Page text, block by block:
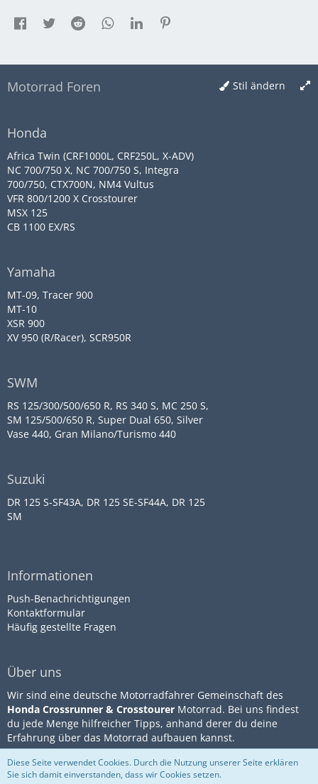
Stil ändern
Motorrad Foren
Honda
Africa Twin (CRF1000L, CRF250L, X-ADV)
NC 700/750 X, NC 700/750 S, Integra
700/750, CTX700N, NM4 Vultus
VFR 800/1200 X Crosstourer
MSX 125
CB 1100 EX/RS
Yamaha
MT-09, Tracer 900
MT-10
XSR 900
XV 950 (R/Racer), SCR950R
SWM
RS 125/300/500/650 R, RS 340 S, MC 250 S,
SM 125/500/650 R, Super Dual 650, Silver
Vase 440, Gran Milano/Turismo 440
Suzuki
DR 125 S-SF43A, DR 125 SE-SF44A, DR 125
SM
Informationen
Push-Benachrichtigungen
Kontaktformular
Häufig gestellte Fragen
Über uns
Wir sind eine deutsche Motorradfahrer Gemeinschaft des
Honda Crossrunner & Crosstourer Motorrad. Bei uns findest
du jede Menge hilfreicher Tipps, anhand derer du deine
Erfahrung über das Motorrad aufbauen kannst.
Community-Software:WoltLab Impressum
Diese Seite verwendet Cookies. Durch die Nutzung unserer Seite erklären
Sie sich damit einverstanden, dass wir Cookies setzen.